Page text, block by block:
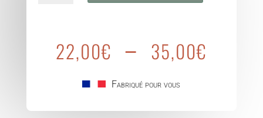
Zouillandre
22,00€ – 35,00€
Fabriqué pour vous